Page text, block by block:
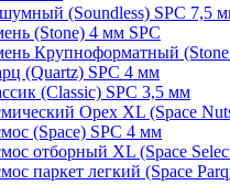
(Soundless) SPC 7,5
(Stone) 4 мм SPC
Крупноформатный
(Quartz) SPC 4 мм
(Classic) SPC 3,5 мм
Орех XL (Space
(Space) SPC 4 мм
отборный XL (Space
паркет легкий (Space